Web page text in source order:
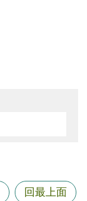
回最上面